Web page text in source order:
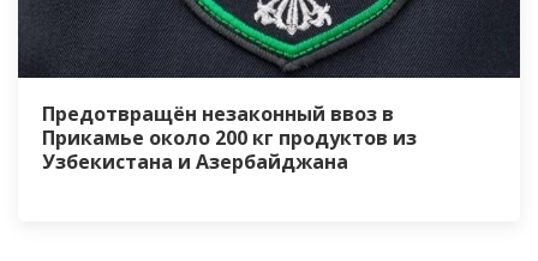
Предотвращён незаконный ввоз в
Прикамье около 200 кг продуктов из
Узбекистана и Азербайджана